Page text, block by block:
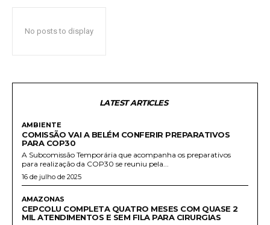
No posts to display
LATEST ARTICLES
AMBIENTE
COMISSÃO VAI A BELÉM CONFERIR PREPARATIVOS
PARA COP30
A Subcomissão Temporária que acompanha os preparativos
para realização da COP30 se reuniu pela...
16 de julho de 2025
AMAZONAS
CEPCOLU COMPLETA QUATRO MESES COM QUASE 2
MIL ATENDIMENTOS E SEM FILA PARA CIRURGIAS